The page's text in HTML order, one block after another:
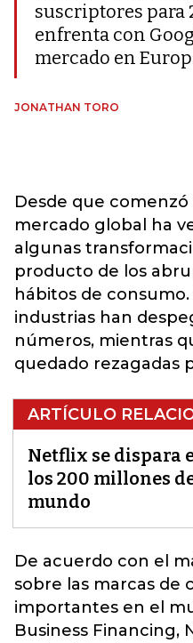
suscriptores para
enfrenta con
mercado en
JONATHAN TORO
Desde que comenzó
mercado global ha
algunas
producto de los
hábitos de
industrias han
números, mientras
quedado rezagadas
ARTÍCULO
Netflix se dispara
los 200 millones
mundo
De acuerdo con el
sobre las marcas de
importantes en el
Business Financing,